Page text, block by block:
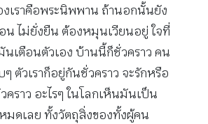
เราคือพระนิพพาน ถ้านอกนั้นยัง
ไม่ยั่งยืน ต้องหมุนเวียนอยู่ ใจที่
เตือนตัวเอง บ้านนี้ก็ชั่วคราว คน
ๆ ตัวเราก็อยู่กันชั่วคราว จะรักหรือ
คราว อะไรๆ ในโลกเห็นมันเป็น
มดเลย ทั้งวัตถุสิ่งของทั้งผู้คน